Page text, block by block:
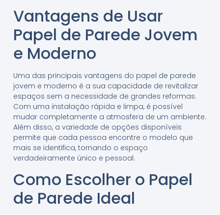
Vantagens de Usar
Papel de Parede Jovem
e Moderno
Uma das principais vantagens do papel de parede
jovem e moderno é a sua capacidade de revitalizar
espaços sem a necessidade de grandes reformas.
Com uma instalação rápida e limpa, é possível
mudar completamente a atmosfera de um ambiente.
Além disso, a variedade de opções disponíveis
permite que cada pessoa encontre o modelo que
mais se identifica, tornando o espaço
verdadeiramente único e pessoal.
Como Escolher o Papel
de Parede Ideal